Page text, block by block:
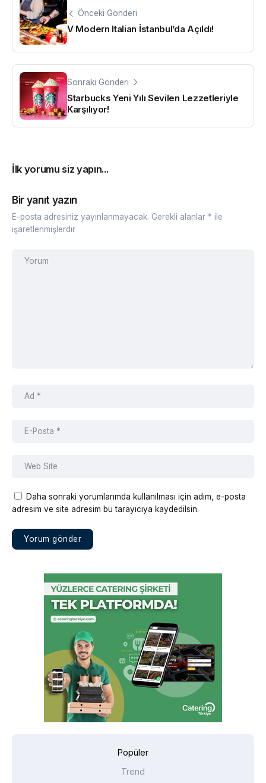
Önceki Gönderi
V Modern Italian İstanbul’da Açıldı!
Sonraki Gönderi
Starbucks Yeni Yılı Sevilen Lezzetleriyle
Karşılıyor!
İlk yorumu siz yapın...
Bir yanıt yazın
E-posta adresiniz yayınlanmayacak. Gerekli alanlar * ile
işaretlenmişlerdir
Daha sonraki yorumlarımda kullanılması için adım, e-posta
adresim ve site adresim bu tarayıcıya kaydedilsin.
Popüler
Trend